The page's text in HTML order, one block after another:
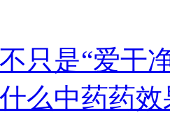
只是“爱干
么中药药